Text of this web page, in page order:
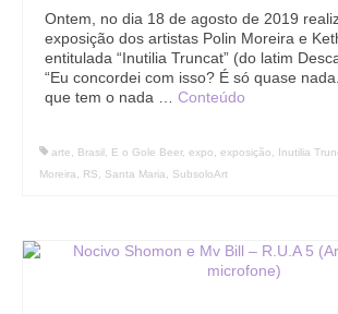
Ontem, no dia 18 de agosto de 2019
exposição dos artistas Polin Moreira e
entitulada “Inutilia Truncat” (do latim
“Eu concordei com isso? É só quase
que tem o nada … Conteúdo
arte Brasil E o Gole Beer, expo exposição Inutilia
Moreira
RS Santa Maria SubsoloArt